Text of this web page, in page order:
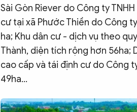
Sài Gòn Riever do Công ty
cư tại xã Phước Thiền do Công
ha; Khu dân cư - dịch vụ theo
Thành, diện tích rộng hơn 56ha;
cao cấp và tái định cư do Công
49ha…